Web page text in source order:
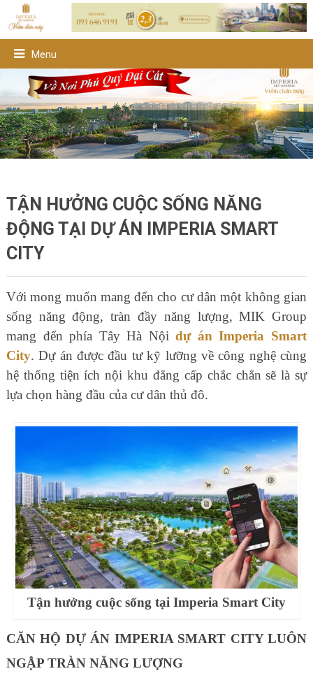
Menu
TẬN HƯỞNG CUỘC SỐNG NĂNG
ĐỘNG TẠI DỰ ÁN IMPERIA SMART
CITY
Với mong muốn mang đến cho cư dân một không gian
sống năng động, tràn đầy năng lượng, MIK Group
mang đến phía Tây Hà Nộidự án Imperia Smart
City. Dự án được đầu tư kỹ lưỡng về công nghệ cùng
hệ thống tiện ích nội khu đẳng cấp chắc chắn sẽ là sự
lựa chọn hàng đầu của cư dân thủ đô.
Tận hưởng cuộc sống tại Imperia Smart City
CĂN HỘ DỰ ÁN IMPERIA SMART CITY LUÔN
NGẬP TRÀN NĂNG LƯỢNG